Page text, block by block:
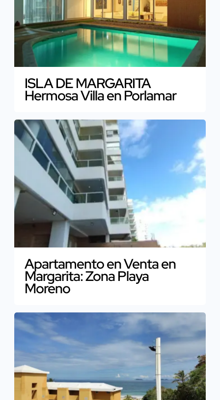
ISLA DE MARGARITA
Hermosa Villa en Porlamar
Apartamento en Venta en
Margarita: Zona Playa
Moreno